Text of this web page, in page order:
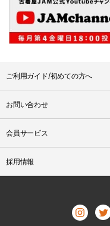
ご利用ガイド/初めての方へ
お問い合わせ
会員サービス
採用情報